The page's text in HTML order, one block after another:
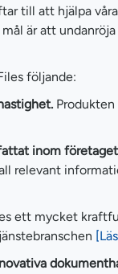
till att hjälpa
är att
följande:
inom
relevant
ett mycket